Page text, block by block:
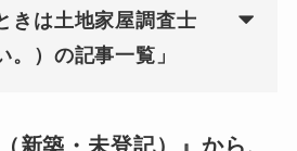
きは土地家屋調査士
。）の記事一覧」
新築・未登記）』から、